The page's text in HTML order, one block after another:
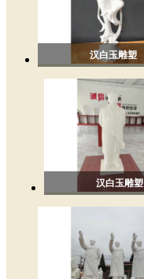
汉白玉雕塑
汉白玉雕塑